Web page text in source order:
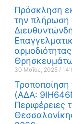
Πρόσκληση
την πλήρωση
30 Μαΐου, 2025
(ΑΔΑ: